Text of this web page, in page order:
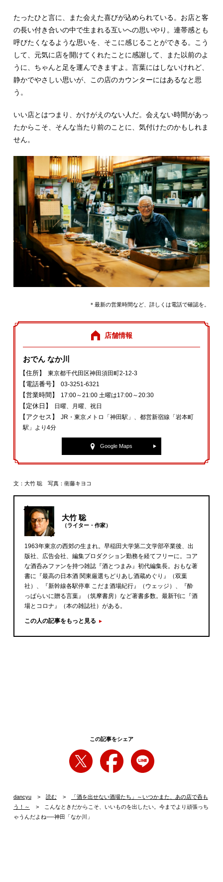
たったひと言に、また会えた喜びが込められている。お店と客
の長い付き合いの中で生まれる互いへの思いやり。連帯感とも
呼びたくなるような思いを、そこに感じることができる。こう
して、元気に店を開けてくれたことに感謝して、また以前のよ
うに、ちゃんと足を運んできますよ。言葉にはしないけれど、
静かでやさしい思いが、この店のカウンターにはあるなと思
う。
いい店とはつまり、かけがえのない人だ。会えない時間があっ
たからこそ、そんな当たり前のことに、気付けたのかもしれま
せん。
＊最新の営業時間など、詳しくは電話で確認を。
店舗情報
おでん なか川
【住所】 東京都千代田区神田須田町2‐12‐3
【電話番号】 03‐3251‐6321
【営業時間】 17:00～21:00 土曜は17:00～20:30
【定休日】 日曜、月曜、祝日
【アクセス】
JR・東京メトロ「神田駅」、都営新宿線「岩本町
駅」より4分
Google Maps
文：大竹 聡 写真：衛藤キヨコ
大竹 聡
（ライター・作家）
1963年東京の西郊の生まれ。早稲田大学第二文学部卒業後、出
版社、広告会社、編集プロダクション勤務を経てフリーに。コア
な酒呑みファンを持つ雑誌『酒とつまみ』初代編集長。おもな著
書に『最高の日本酒 関東厳選ちどりあし酒蔵めぐり』（双葉
社）、『新幹線各駅停車 こだま酒場紀行』（ウェッジ）、『酔
っぱらいに贈る言葉』（筑摩書房）など著書多数。最新刊に『酒
場とコロナ』（本の雑誌社）がある。
この人の記事をもっと見る
この記事をシェア
dancyu 読む
「酒を出せない酒場たち」～いつかまた、あの店で呑も
う！～
こんなときだからこそ、いいものを出したい。今までより頑張っち
ゃうんだよね──神田「なか川」